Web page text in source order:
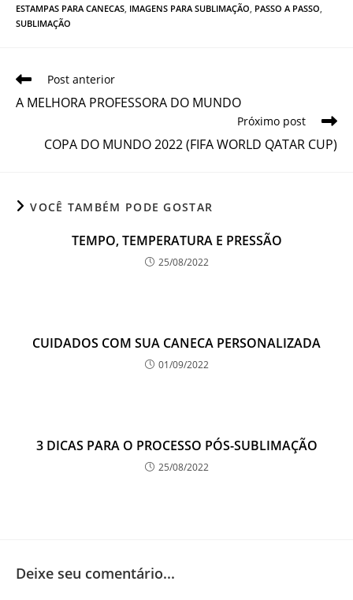
ESTAMPAS PARA CANECAS, IMAGENS PARA SUBLIMAÇÃO, PASSO A PASSO,
SUBLIMAÇÃO
Leia
artigos
Post anterior
A MELHORA PROFESSORA DO MUNDO
Próximo post
COPA DO MUNDO 2022 (FIFA WORLD QATAR CUP)
VOCÊ TAMBÉM PODE GOSTAR
TEMPO, TEMPERATURA E PRESSÃO
25/08/2022
CUIDADOS COM SUA CANECA PERSONALIZADA
01/09/2022
3 DICAS PARA O PROCESSO PÓS-SUBLIMAÇÃO
25/08/2022
Deixe seu comentário...